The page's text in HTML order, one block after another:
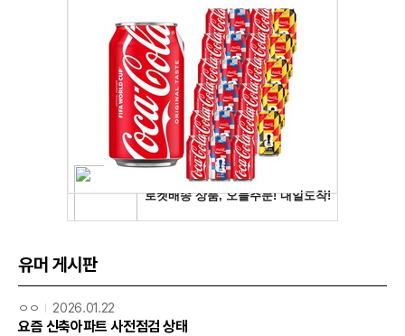
유머 게시판
ㅇㅇ 2026.01.22
요즘 신축아파트 사전점검 상태